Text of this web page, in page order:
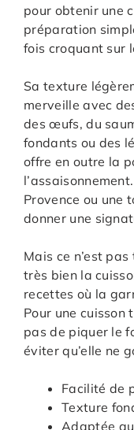
pour obtenir une
préparation
fois croquant sur
Sa texture
merveille avec
des œufs, du
fondants ou des
offre en outre la
Provence ou une
donner une
Mais ce n’est
très bien la
recettes où la
Pour une cuisson
pas de piquer le
éviter qu’elle ne
Facilité de
Texture
Adaptée